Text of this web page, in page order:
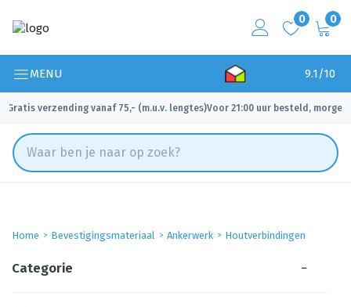
0 0
MENU 9.1/10
Gratis verzending vanaf 75,- (m.u.v. lengtes)
✓ Voor 21:00 uur besteld, morgen
Home Bevestigingsmateriaal Ankerwerk Houtverbindingen
Categorie −